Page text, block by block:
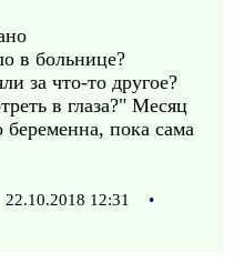
в больнице?
за что-то другое?
в глаза?" Месяц
беременна, пока сама
22.10.2018 12:31
•